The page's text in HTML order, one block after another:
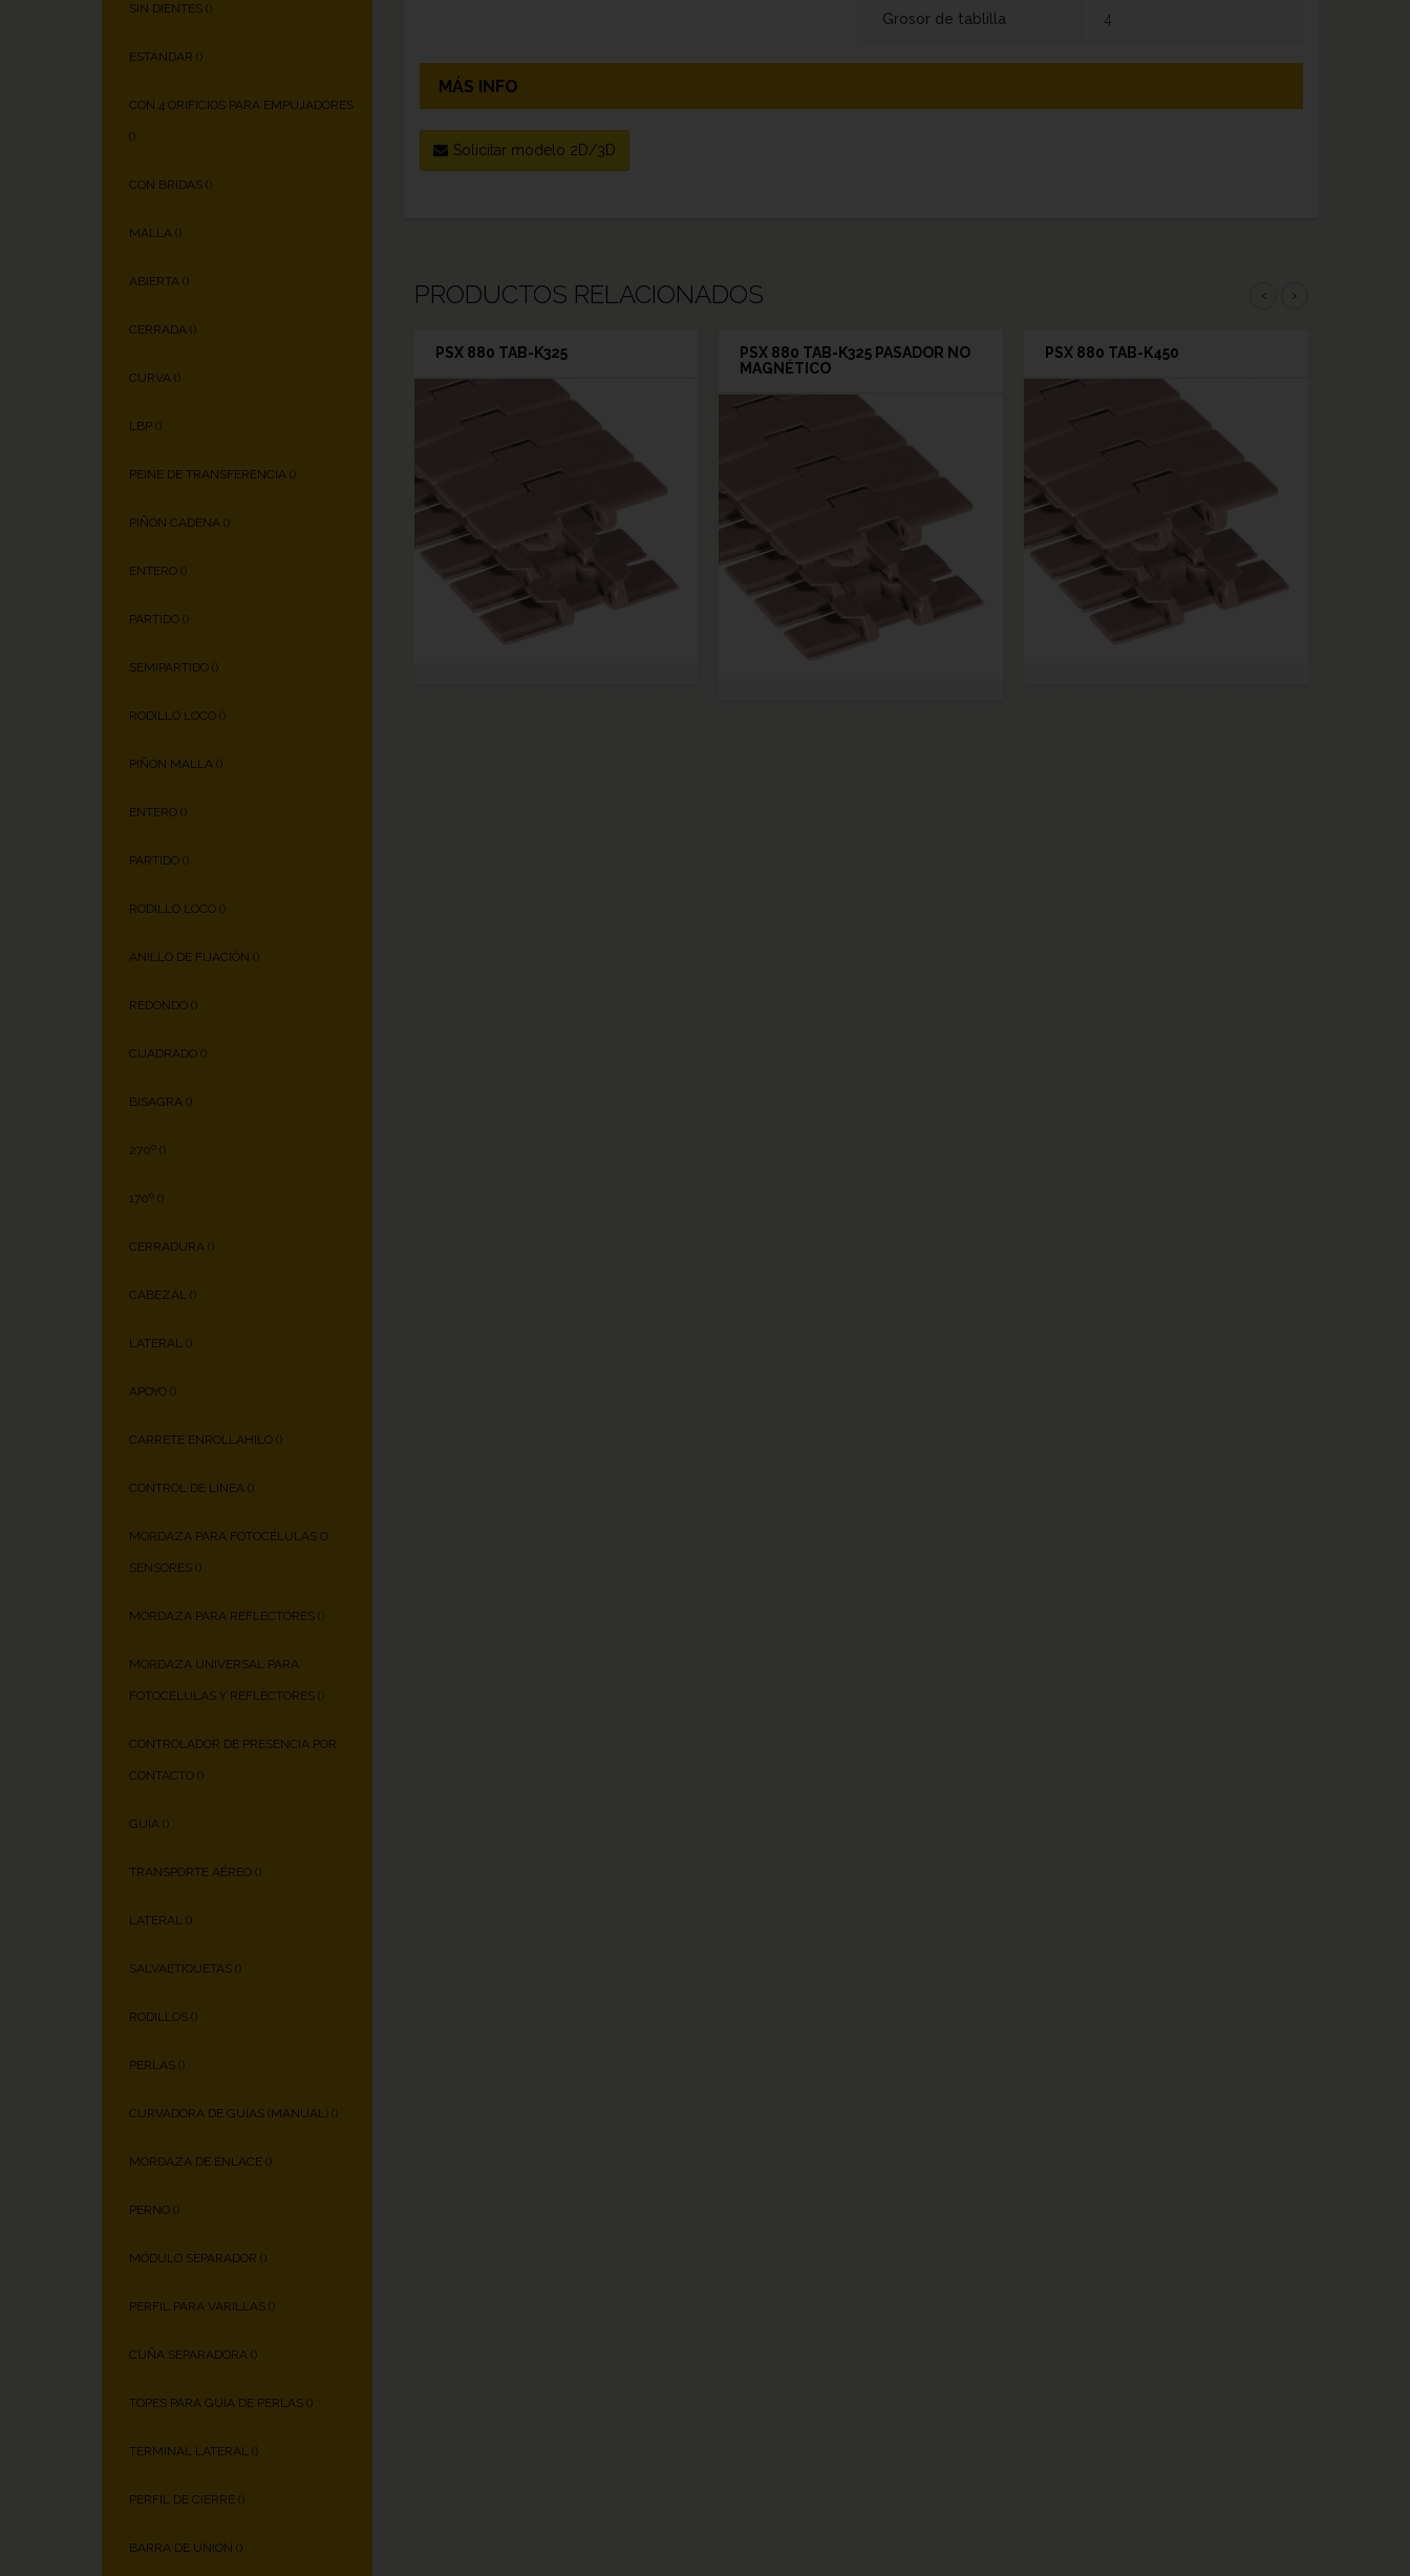
SIN DIENTES ()
ESTÁNDAR ()
CON 4 ORIFICIOS PARA EMPUJADORES
()
CON BRIDAS ()
MALLA ()
ABIERTA ()
CERRADA ()
CURVA ()
LBP ()
PEINE DE TRANSFERENCIA ()
PIÑÓN CADENA ()
ENTERO ()
PARTIDO ()
SEMIPARTIDO ()
RODILLO LOCO ()
PIÑÓN MALLA ()
ENTERO ()
PARTIDO ()
RODILLO LOCO ()
ANILLO DE FIJACIÓN ()
REDONDO ()
CUADRADO ()
BISAGRA ()
270º ()
170º ()
CERRADURA ()
CABEZAL ()
LATERAL ()
APOYO ()
CARRETE ENROLLAHILO ()
CONTROL DE LÍNEA ()
MORDAZA PARA FOTOCÉLULAS O
SENSORES ()
MORDAZA PARA REFLECTORES ()
MORDAZA UNIVERSAL PARA
FOTOCÉLULAS Y REFLECTORES ()
CONTROLADOR DE PRESENCIA POR
CONTACTO ()
GUÍA ()
TRANSPORTE AÉREO ()
LATERAL ()
SALVAETIQUETAS ()
RODILLOS ()
PERLAS ()
CURVADORA DE GUÍAS (MANUAL) ()
MORDAZA DE ENLACE ()
PERNO ()
MÓDULO SEPARADOR ()
PERFIL PARA VARILLAS ()
CUÑA SEPARADORA ()
TOPES PARA GUÍA DE PERLAS ()
TERMINAL LATERAL ()
PERFIL DE CIERRE ()
BARRA DE UNIÓN ()
Grosor de tablilla 4
MÁS INFO
Solicitar modelo 2D/3D
PRODUCTOS RELACIONADOS ‹ ›
PSX 880 TAB-K325
PSX 880 TAB-K325 PASADOR NO
MAGNÉTICO
PSX 880 TAB-K450